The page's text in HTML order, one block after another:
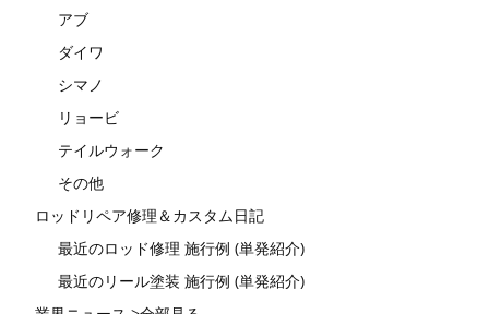
アブ
ダイワ
シマノ
リョービ
テイルウォーク
その他
ロッドリペア修理＆カスタム日記
最近のロッド修理 施行例 (単発紹介)
最近のリール塗装 施行例 (単発紹介)